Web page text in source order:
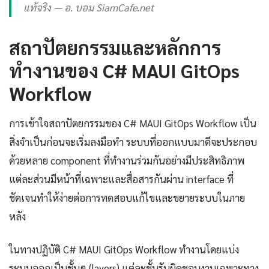
แท้จริง — อ. บอม SiamCafe.net
สถาปัตยกรรมและหลักการ
ทำงานของ C# MAUI GitOps
Workflow
การเข้าใจสถาปัตยกรรมของ C# MAUI GitOps Workflow เป็น
สิ่งจำเป็นก่อนจะเริ่มลงมือทำ ระบบที่ออกแบบมาดีจะประกอบ
ด้วยหลาย component ที่ทำงานร่วมกันอย่างมีประสิทธิภาพ
แต่ละส่วนมีหน้าที่เฉพาะและสื่อสารกันผ่าน interface ที่
ชัดเจนทำให้ง่ายต่อการทดสอบแก้ไขและขยายระบบในภาย
หลัง
ในทางปฏิบัติ C# MAUI GitOps Workflow ทำงานโดยแบ่ง